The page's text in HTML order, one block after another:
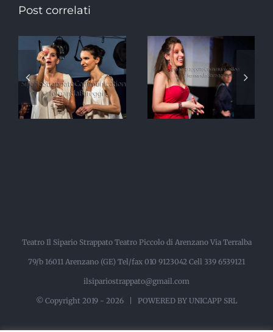
Post correlati
Manola L’Ex Alunno
Teatro Il Sipario Strappato Teatro Piccolo di Arenzano Via Terralba
79/b 16011 Arenzano (GE) Tel/fax 010 9123042 Cell 339 6539121
ilsipariostrappato@gmail.com
© Copyright 2019 - 2026 | POWERED BY UNICAPP SRL